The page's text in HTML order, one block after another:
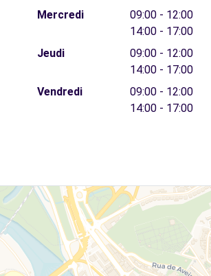
Mercredi
09:00 - 12:00
14:00 - 17:00
Jeudi
09:00 - 12:00
14:00 - 17:00
Vendredi
09:00 - 12:00
14:00 - 17:00